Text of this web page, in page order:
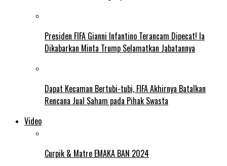
Presiden FIFA Gianni Infantino Terancam Dipecat! Ia
Dikabarkan Minta Trump Selamatkan Jabatannya
Dapat Kecaman Bertubi-tubi, FIFA Akhirnya Batalkan
Rencana Jual Saham pada Pihak Swasta
Video
Curpik & Matre EMAKA BAN 2024